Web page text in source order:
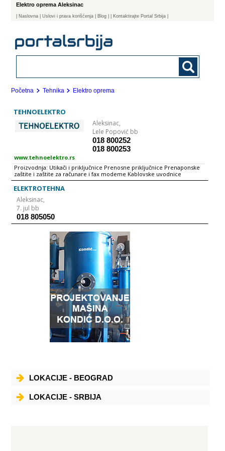
Elektro oprema Aleksinac
Naslovna | Uslovi i prava korišćenja Blog | Kontaktirajte Portal Srbija |
Početna Tehnika Elektro oprema
TEHNOELEKTRO
Aleksinac,
Lele Popović bb
018 800252
018 800253
www.tehnoelektro.rs
Proizvodnja: Utikači i priključnice Prenosne priključnice Prenaponske
zaštite i zaštite za računare i fax modeme Kablovske uvodnice
Bakarne sabirnice Stezaljke i strujne kleme Elektronski uređaji
ELEKTROTEHNA
Aleksinac,
7. jul bb
018 805050
LOKACIJE - BEOGRAD
LOKACIJE - SRBIJA